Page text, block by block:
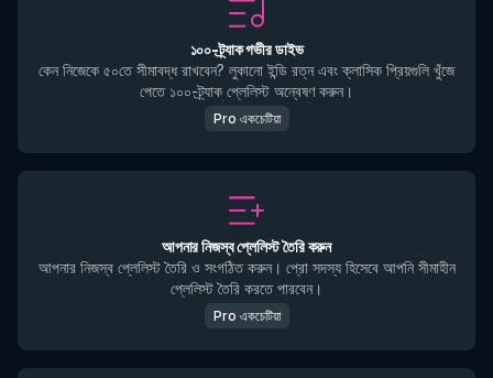
১০০-ট্র্যাক গভীর ডাইভ
কেন নিজেকে ৫০তে সীমাবদ্ধ রাখবেন? লুকানো ইন্ডি রত্ন এবং ক্লাসিক প্রিয়গুলি খুঁজে
পেতে ১০০-ট্র্যাক প্লেলিস্ট অন্বেষণ করুন।
Pro একচেটিয়া
আপনার নিজস্ব প্লেলিস্ট তৈরি করুন
আপনার নিজস্ব প্লেলিস্ট তৈরি ও সংগঠিত করুন। প্রো সদস্য হিসেবে আপনি সীমাহীন
প্লেলিস্ট তৈরি করতে পারবেন।
Pro একচেটিয়া